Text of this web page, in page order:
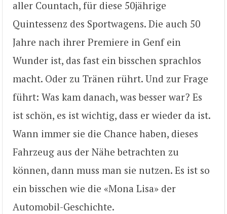
aller Countach, für diese 50jährige
Quintessenz des Sportwagens. Die auch 50
Jahre nach ihrer Premiere in Genf ein
Wunder ist, das fast ein bisschen sprachlos
macht. Oder zu Tränen rührt. Und zur Frage
führt: Was kam danach, was besser war? Es
ist schön, es ist wichtig, dass er wieder da ist.
Wann immer sie die Chance haben, dieses
Fahrzeug aus der Nähe betrachten zu
können, dann muss man sie nutzen. Es ist so
ein bisschen wie die «Mona Lisa» der
Automobil-Geschichte.